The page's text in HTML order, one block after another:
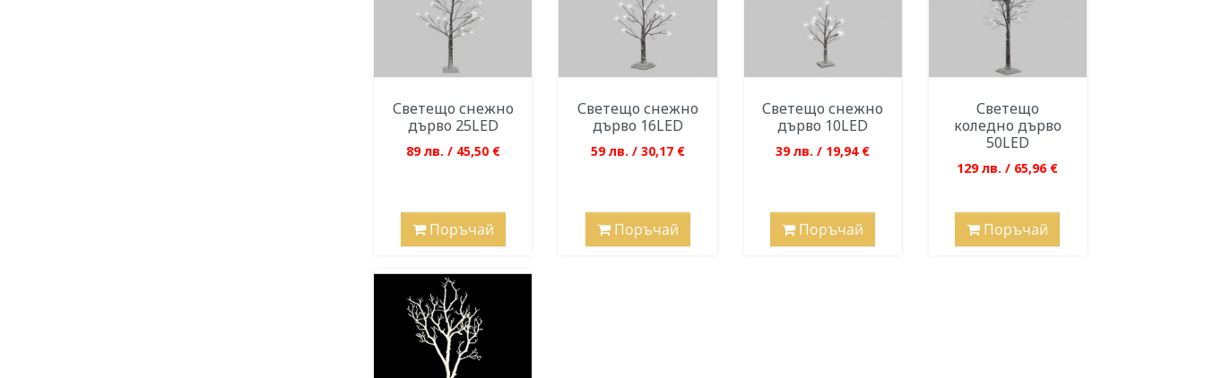
Светещо снежно
дърво 25LED
89 лв. / 45,50 €
Поръчай
Светещо снежно
дърво 16LED
59 лв. / 30,17 €
Поръчай
Светещо снежно
дърво 10LED
39 лв. / 19,94 €
Поръчай
Светещо
коледно дърво
50LED
129 лв. / 65,96 €
Поръчай